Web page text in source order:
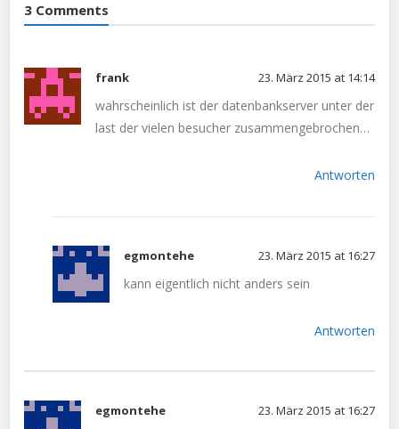
3 Comments
frank 23. März 2015 at 14:14
wahrscheinlich ist der datenbankserver unter der
last der vielen besucher zusammengebrochen…
Antworten
egmontehe 23. März 2015 at 16:27
kann eigentlich nicht anders sein
Antworten
egmontehe 23. März 2015 at 16:27